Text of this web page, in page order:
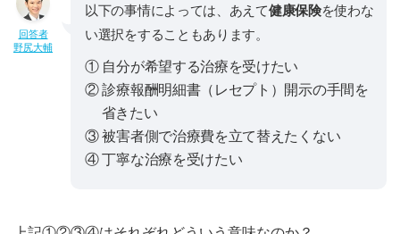
回答者
野尻大輔
以下の事情によっては、あえて健康保険を使わな
い選択をすることもあります。
① 自分が希望する治療を受けたい
② 診療報酬明細書（レセプト）開示の手間を
省きたい
③ 被害者側で治療費を立て替えたくない
④ 丁寧な治療を受けたい